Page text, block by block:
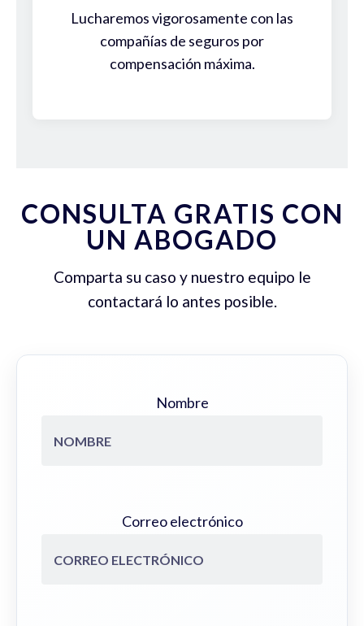
Lucharemos vigorosamente con las
compañías de seguros por
compensación máxima.
CONSULTA GRATIS CON
UN ABOGADO
Comparta su caso y nuestro equipo le
contactará lo antes posible.
Nombre
Correo electrónico